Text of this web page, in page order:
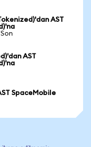
AST
AST
SpaceMobile